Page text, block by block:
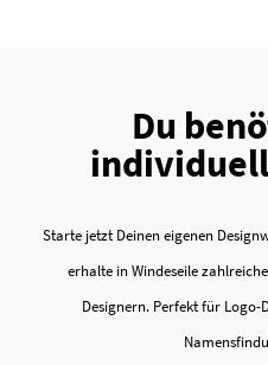
Du
Starte jetzt Deinen eigenen
erhalte in Windeseile
Designern. Perfekt für Logo-